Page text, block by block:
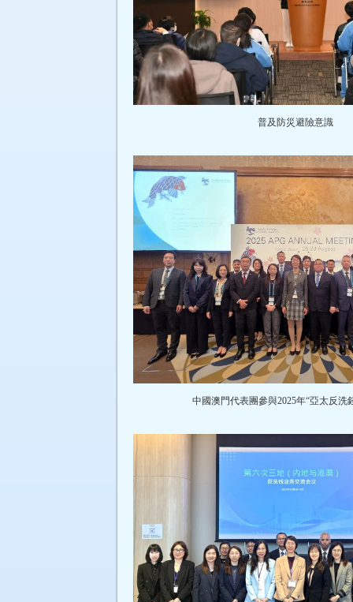
普及防災避險意識
中國澳門代表團參與2025年“亞太反